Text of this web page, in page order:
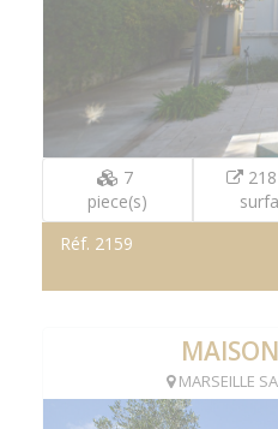
7
piece(s)
Réf. 2159
MARSEILLE